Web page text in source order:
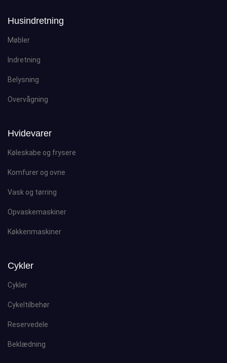
Husindretning
Møbler
Indretning
Belysning
Overvågning
Hvidevarer
Køleskabe og frysere
Komfurer og ovne
Vask og tørring
Opvaskemaskiner
Køkkenmaskiner
Cykler
Cykler
Cykeltilbehør
Reservedele
Beklædning